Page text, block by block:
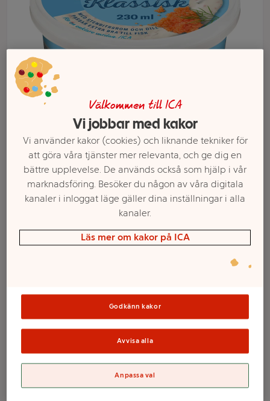
Romsås 230ml ICA
ICA
Produktinformation
Välj butik och handla
Sortimentet kan variera mellan butikerna
Välkommen till ICA
Vi jobbar med kakor
Vi använder kakor (cookies) och liknande tekniker för
att göra våra tjänster mer relevanta, och ge dig en
bättre upplevelse. De används också som hjälp i vår
marknadsföring. Besöker du någon av våra digitala
kanaler i inloggat läge gäller dina inställningar i alla
kanaler.
Läs mer om kakor på ICA
Godkänn kakor
Avvisa alla
Anpassa val